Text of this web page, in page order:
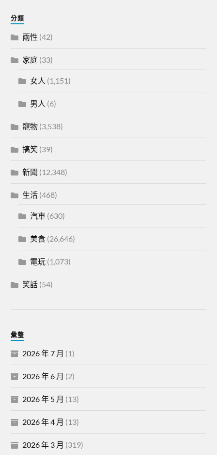
分類
兩性 (42)
家庭 (33)
女人 (1,151)
男人 (6)
寵物 (3,538)
搞笑 (39)
新聞 (12,348)
生活 (468)
汽車 (630)
美食 (26,646)
電玩 (1,073)
笑話 (54)
彙整
2026 年 7 月 (1)
2026 年 6 月 (2)
2026 年 5 月 (13)
2026 年 4 月 (13)
2026 年 3 月 (319)